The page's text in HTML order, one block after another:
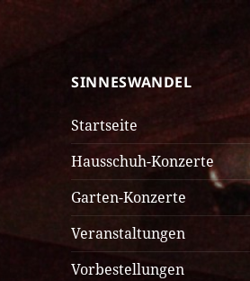
SINNESWANDEL
SINNESWANDEL
Startseite
Hausschuh-Konzerte
Garten-Konzerte
Veranstaltungen
Vorbestellungen